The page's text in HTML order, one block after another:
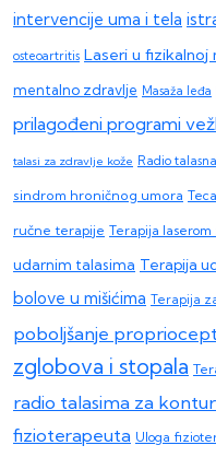
intervencije uma i tela
osteoartritis Laseri u fizikalnoj
mentalno zdravlje Masaža leđa
prilagođeni programi
talasi za zdravlje kože Radio
sindrom hroničnog umora
ručne terapije Terapija
udarnim talasima Terapija
bolove u mišićima Terapija
poboljšanje
zglobova i stopala
radio talasima za
fizioterapeuta Uloga